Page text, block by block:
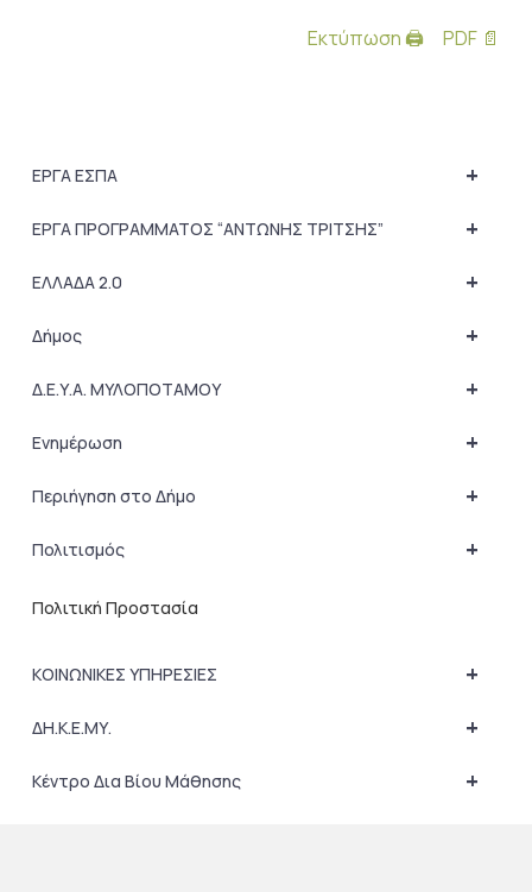
Εκτύπωση 🖨
PDF 📄
+
ΕΡΓΑ ΕΣΠΑ
+
ΕΡΓΑ ΠΡΟΓΡΑΜΜΑΤΟΣ “ΑΝΤΩΝΗΣ ΤΡΙΤΣΗΣ”
+
ΕΛΛΑΔΑ 2.0
+
Δήμος
+
Δ.Ε.Υ.Α. ΜΥΛΟΠΟΤΑΜΟΥ
+
Ενημέρωση
+
Περιήγηση στο Δήμο
+
Πολιτισμός
Πολιτική Προστασία
+
ΚΟΙΝΩΝΙΚΕΣ ΥΠΗΡΕΣΙΕΣ
+
ΔΗ.Κ.Ε.ΜΥ.
+
Κέντρο Δια Βίου Μάθησης